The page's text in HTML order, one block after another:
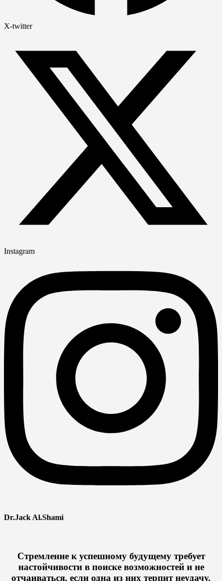
X-twitter
Instagram
Dr.Jack Al.Shami
Стремление к успешному будущему требует
настойчивости в поиске возможностей и не
отчаиваться, если одна из них терпит неудачу.